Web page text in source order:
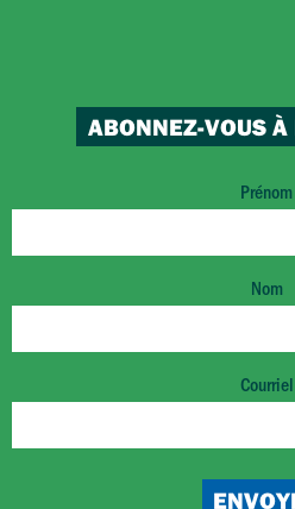
ABONNEZ-VOUS À
Prénom
Nom
Courriel